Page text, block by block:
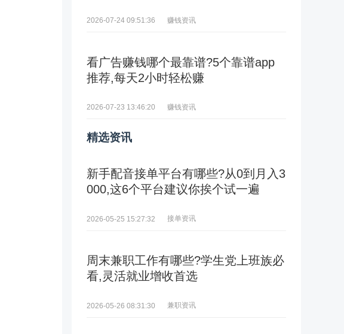
2026-07-24 09:51:36 赚钱资讯
看广告赚钱哪个最靠谱?5个靠谱app
推荐,每天2小时轻松赚
2026-07-23 13:46:20 赚钱资讯
精选资讯
新手配音接单平台有哪些?从0到月入3
000,这6个平台建议你挨个试一遍
2026-05-25 15:27:32 接单资讯
周末兼职工作有哪些?学生党上班族必
看,灵活就业增收首选
2026-05-26 08:31:30 兼职资讯